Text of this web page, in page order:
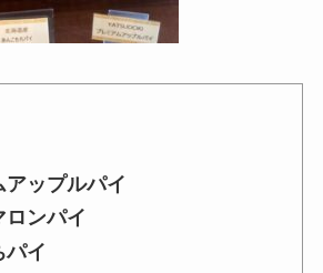
アップルパイ
ロンパイ
パイ